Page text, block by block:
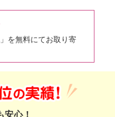
を無料にてお取り寄
安心！